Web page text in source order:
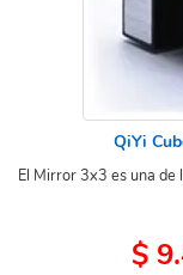
QiYi
El Mirror 3x3 es una de
$